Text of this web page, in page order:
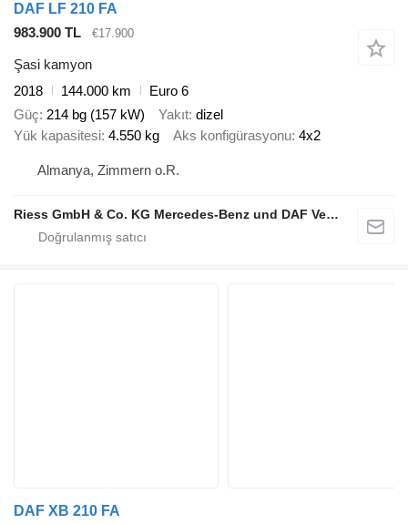
DAF LF 210 FA
983.900 TL
€17.900
Şasi kamyon
2018
144.000 km
Euro 6
Güç 214 bg (157 kW) Yakıt dizel
Yük kapasitesi 4.550 kg Aks konfigürasyonu 4x2
Almanya, Zimmern o.R.
Riess GmbH & Co. KG Mercedes-Benz und DAF Vertragspartner
DAF XB 210 FA